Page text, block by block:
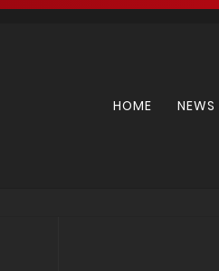
Navigation
HOME NEWS